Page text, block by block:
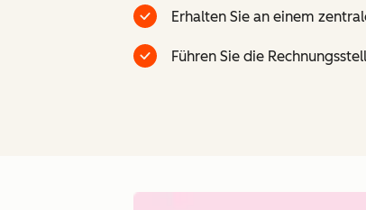
Erhalten Sie an einem
Führen Sie die